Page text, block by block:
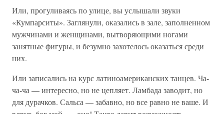
Или, прогуливаясь по улице, вы услышали звуки
«Кумпарситы». Заглянули, оказались в зале, заполненном
мужчинами и женщинами, вытворяющими ногами
занятные фигуры, и безумно захотелось оказаться среди
них.
Или записались на курс латиноамериканских танцев. Ча-
ча-ча — интересно, но не цепляет. Ламбада заводит, но
для дурачков. Сальса — забавно, но все равно не ваше. И